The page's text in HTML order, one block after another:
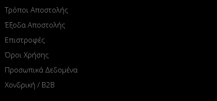
Τρόποι Αποστολής
Έξοδα Αποστολής
Επιστροφές
Όροι Χρήσης
Προσωπικά Δεδομένα
Χονδρική / B2B